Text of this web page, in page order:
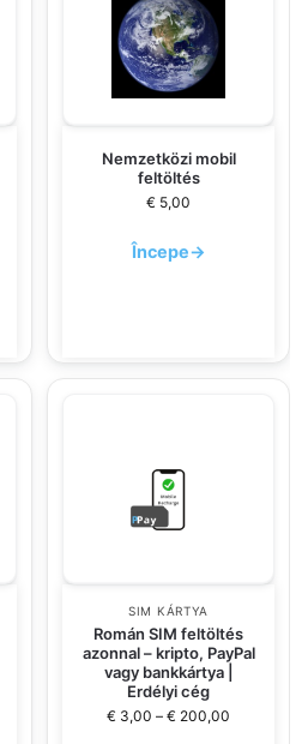
Nemzetközi mobil
feltöltés
€ 5,00
Începe→
SIM KÁRTYA
Román SIM feltöltés
azonnal – kripto, PayPal
vagy bankkártya |
Erdélyi cég
€ 3,00 – € 200,00